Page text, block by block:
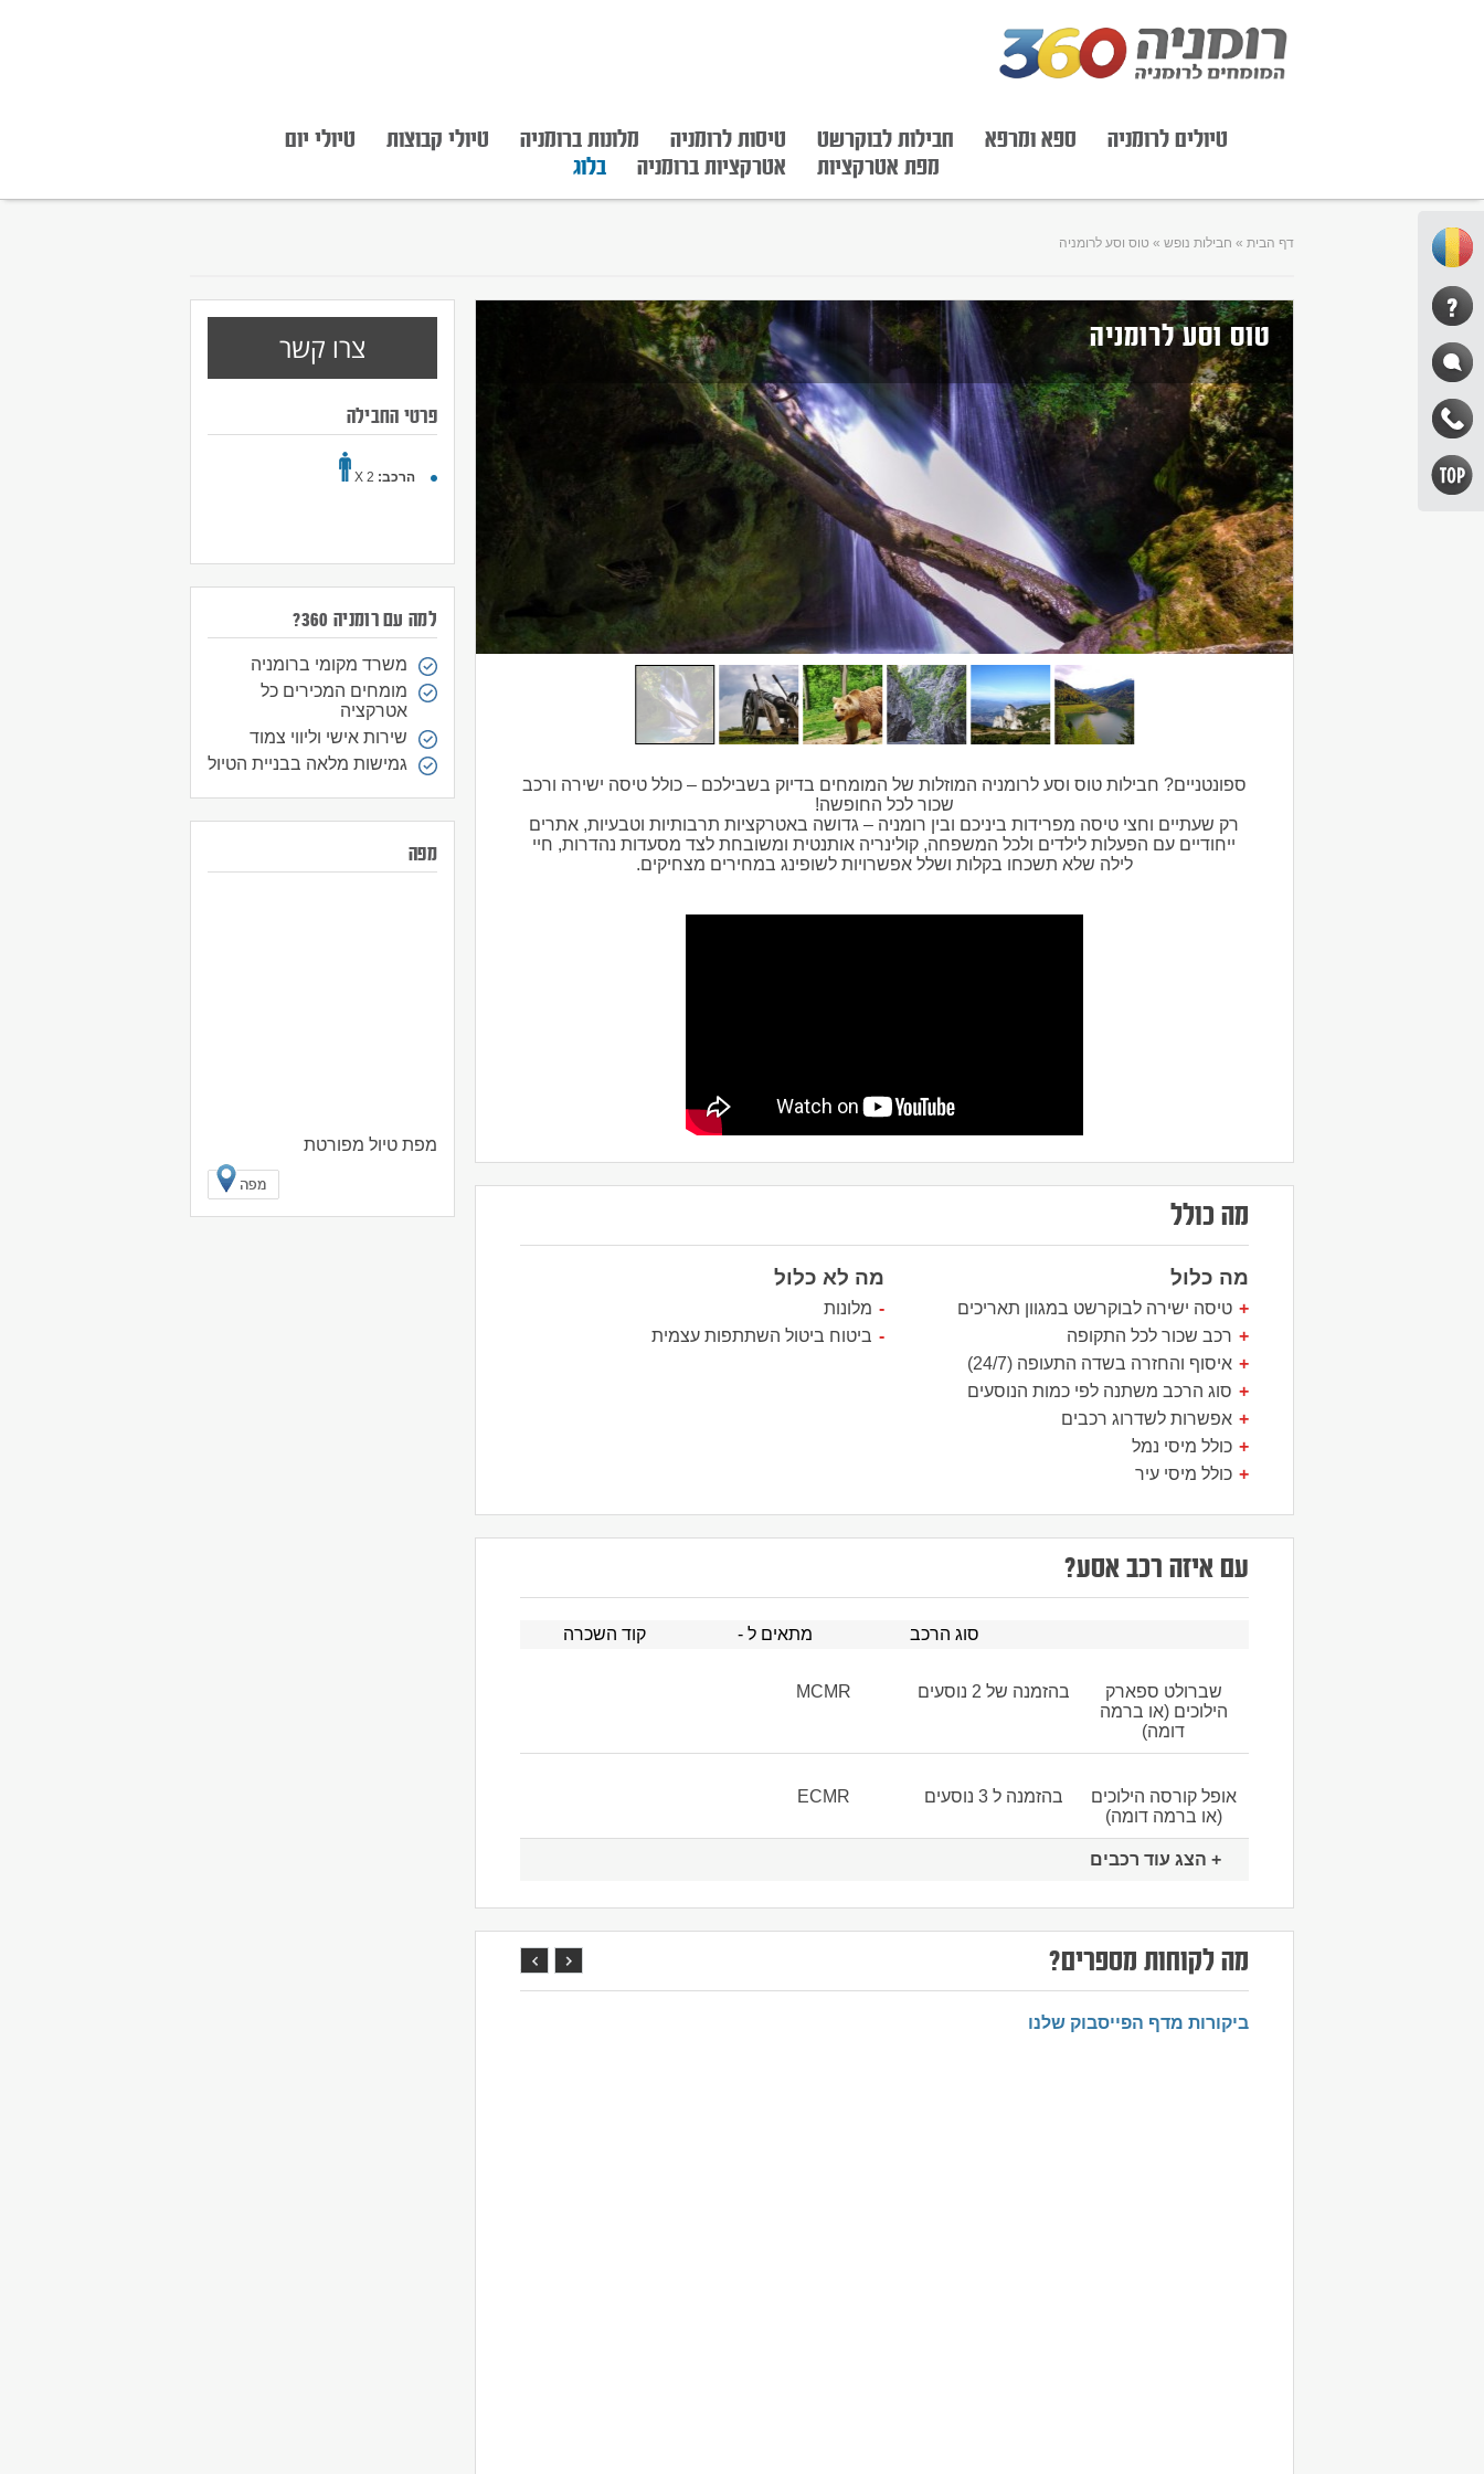
טיולים לרומניה ספא ומרפא חבילות לבוקרשט טיסות לרומניה מלונות ברומניה טיולי קבוצות
טיולי יום
מפת אטרקציות
אטרקציות ברומניה בלוג
דף הבית » חבילות נופש » טוס וסע לרומניה
טוס וסע לרומניה
ספונטניים? חבילות טוס וסע לרומניה המוזלות של המומחים בדיוק בשבילכם – כולל טיסה ישירה ורכב
שכור לכל החופשה!
רק שעתיים וחצי טיסה מפרידות ביניכם ובין רומניה – גדושה באטרקציות תרבותיות וטבעיות, אתרים
ייחודיים עם הפעלות לילדים ולכל המשפחה, קולינריה אותנטית ומשובחת לצד מסעדות נהדרות, חיי
לילה שלא תשכחו בקלות ושלל אפשרויות לשופינג במחירים מצחיקים.
מה כולל
מה כלול
טיסה ישירה לבוקרשט במגוון תאריכים
רכב שכור לכל התקופה
איסוף והחזרה בשדה התעופה (24/7)
סוג הרכב משתנה לפי כמות הנוסעים
אפשרות לשדרוג רכבים
כולל מיסי נמל
כולל מיסי עיר
מה לא כלול
מלונות
ביטוח ביטול השתתפות עצמית
עם איזה רכב אסע?
סוג הרכב מתאים ל - קוד השכרה
שברולט ספארק
הילוכים (או ברמה
דומה)
בהזמנה של 2 נוסעים MCMR
אופל קורסה הילוכים
(או ברמה דומה)
בהזמנה ל 3 נוסעים ECMR
+ הצג עוד רכבים
מה לקוחות מספרים?
ביקורות מדף הפייסבוק שלנו
צרו קשר
פרטי החבילה
הרכב: 2 X
למה עם רומניה 360?
משרד מקומי ברומניה
מומחים המכירים כל
אטרקציה
שירות אישי וליווי צמוד
גמישות מלאה בבניית הטיול
מפה
מפת טיול מפורטת